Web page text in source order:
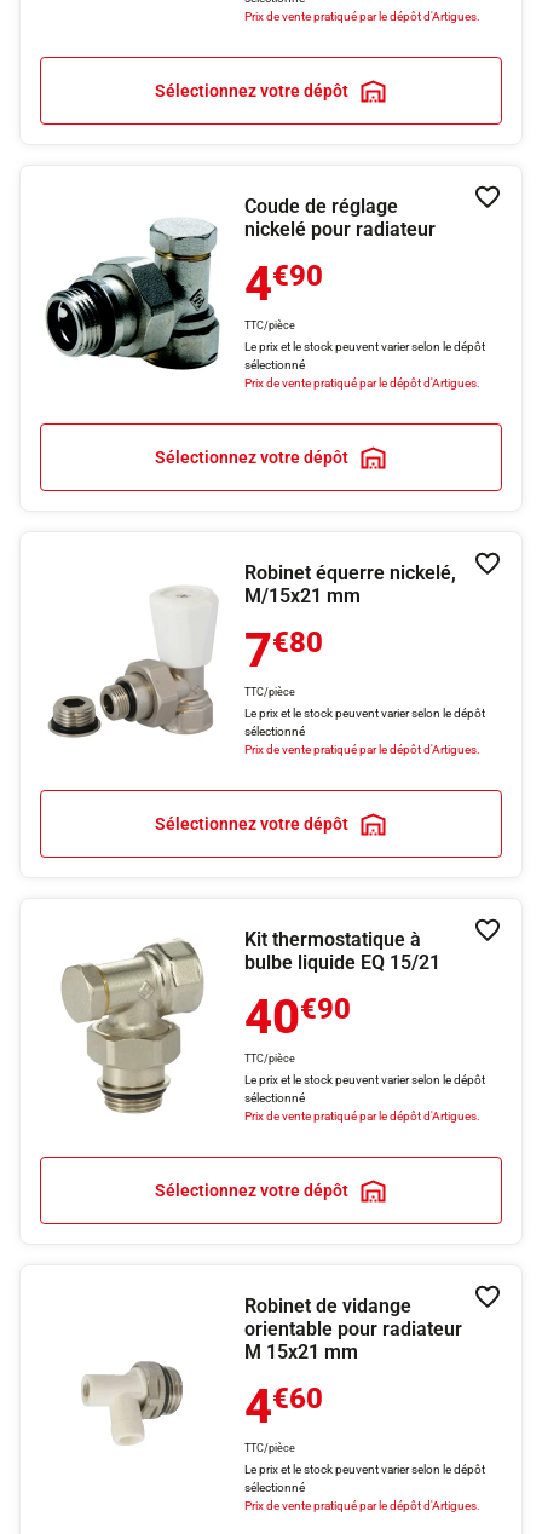
Prix de vente pratiqué par le dépôt d'Artigues.
Sélectionnez votre dépôt
Coude de réglage
nickelé pour radiateur
4€90
TTC/pièce
Le prix et le stock peuvent varier selon le dépôt
sélectionné
Prix de vente pratiqué par le dépôt d'Artigues.
Sélectionnez votre dépôt
Robinet équerre nickelé,
M/15x21 mm
7€80
TTC/pièce
Le prix et le stock peuvent varier selon le dépôt
sélectionné
Prix de vente pratiqué par le dépôt d'Artigues.
Sélectionnez votre dépôt
Kit thermostatique à
bulbe liquide EQ 15/21
40€90
TTC/pièce
Le prix et le stock peuvent varier selon le dépôt
sélectionné
Prix de vente pratiqué par le dépôt d'Artigues.
Sélectionnez votre dépôt
Robinet de vidange
orientable pour radiateur
M 15x21 mm
4€60
TTC/pièce
Le prix et le stock peuvent varier selon le dépôt
sélectionné
Prix de vente pratiqué par le dépôt d'Artigues.